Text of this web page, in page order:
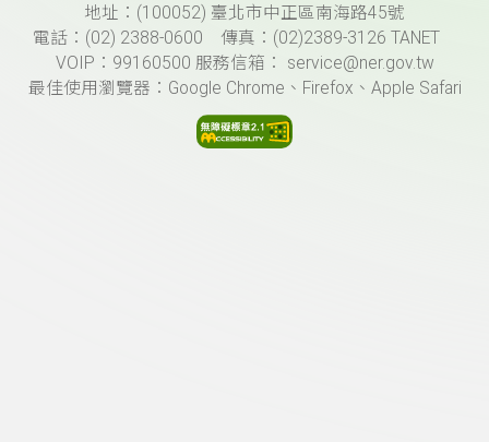
頁尾資訊地址：(100052) 臺北市中正區南海路45號
電話：(02) 2388-0600 傳真：(02)2389-3126 TANET
VOIP：99160500 服務信箱： service@ner.gov.tw
最佳使用瀏覽器：Google Chrome、Firefox、Apple Safari